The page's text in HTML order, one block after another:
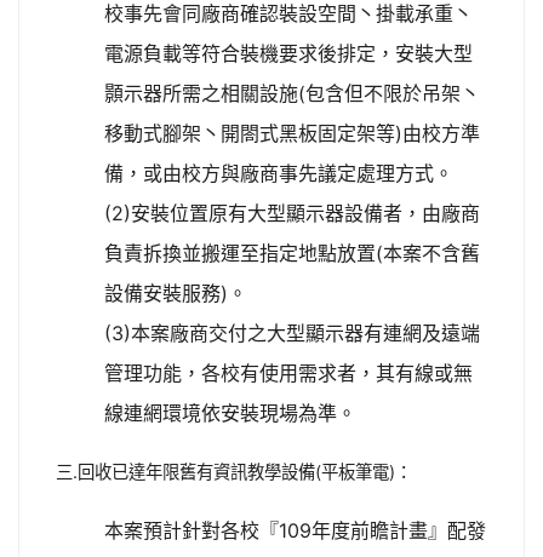
校事先會同廠商確認裝設空間丶掛載承重丶
電源負載等符合裝機要求後排定，安裝大型
顥示器所需之相關設施(包含但不限於吊架丶
移動式腳架丶開閤式黑板固定架等)由校方準
備，或由校方與廠商事先議定處理方式。
(2)安裝位置原有大型顯示器設備者，由廠商
負責拆換並搬運至指定地點放置(本案不含舊
設備安裝服務)。
(3)本案廠商交付之大型顯示器有連網及遠端
管理功能，各校有使用需求者，其有線或無
線連網環境依安裝現場為準。
三.回收已達年限舊有資訊教學設備(平板筆電)：
本案預計針對各校『109年度前瞻計畫』配發